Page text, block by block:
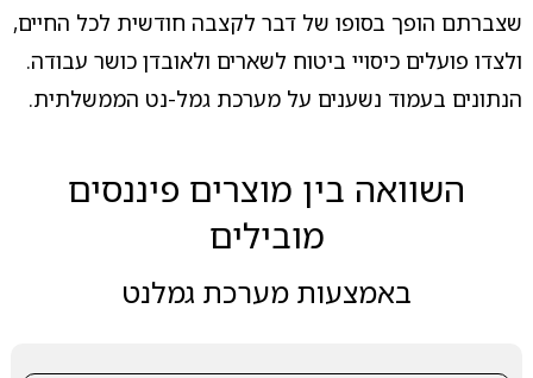
שצברתם הופך בסופו של דבר לקצבה חודשית לכל החיים,
ולצדו פועלים כיסויי ביטוח לשארים ולאובדן כושר עבודה.
הנתונים בעמוד נשענים על מערכת גמל-נט הממשלתית.
השוואה בין מוצרים פיננסים
מובילים
באמצעות מערכת גמלנט